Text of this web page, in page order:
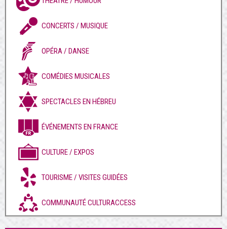
CONCERTS / MUSIQUE
OPÉRA / DANSE
COMÉDIES MUSICALES
SPECTACLES EN HÉBREU
ÉVÉNEMENTS EN FRANCE
CULTURE / EXPOS
TOURISME / VISITES GUIDÉES
COMMUNAUTÉ CULTURACCESS